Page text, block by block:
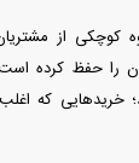
کوچکی از مشتریان
را حفظ کرده
خرید‌هایی که